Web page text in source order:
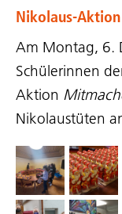
Nikolaus-Aktion
Am Montag, 6.
Schülerinnen
Aktion
Nikolaustüten